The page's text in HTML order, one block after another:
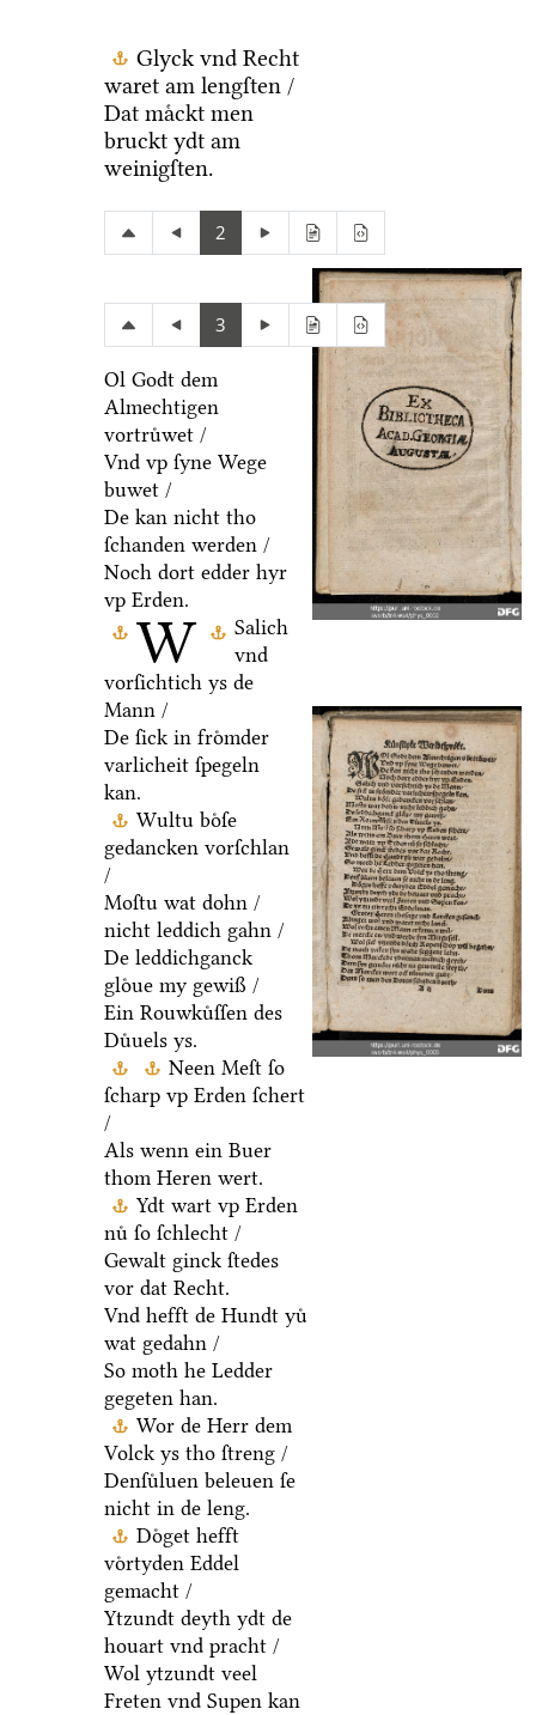
Glyck vnd Recht
waret am lengſten /
Dat maͤckt men
bruckt ydt am
weinigſten.
2
3
W
Ol Godt dem
Almechtigen
vortruͤwet /
Vnd vp ſyne Wege
buwet /
De kan nicht tho
ſchanden werden /
Noch dort edder hyr
vp Erden.
Salich
vnd
vorſichtich ys de
Mann /
De ſick in froͤmder
varlicheit ſpegeln
kan.
Wultu boͤſe
gedancken vorſchlan
/
Moſtu wat dohn /
nicht leddich gahn /
De leddichganck
gloͤue my gewiß /
Ein Rouwkuͤſſen des
Duͤuels ys.
Neen Meſt ſo
ſcharp vp Erden ſchert
/
Als wenn ein Buer
thom Heren wert.
Ydt wart vp Erden
nuͤ ſo ſchlecht /
Gewalt ginck ſtedes
vor dat Recht.
Vnd hefft de Hundt yuͤ
wat gedahn /
So moth he Ledder
gegeten han.
Wor de Herr dem
Volck ys tho ſtreng /
Denſuͤluen beleuen ſe
nicht in de leng.
Doͤget hefft
voͤrtyden Eddel
gemacht /
Ytzundt deyth ydt de
houart vnd pracht /
Wol ytzundt veel
Freten vnd Supen kan